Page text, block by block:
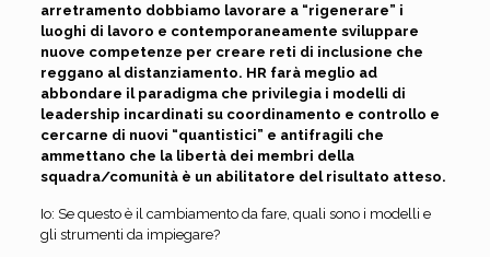
arretramento dobbiamo lavorare a “rigenerare” i
luoghi di lavoro e contemporaneamente sviluppare
nuove competenze per creare reti di inclusione che
reggano al distanziamento. HR farà meglio ad
abbondare il paradigma che privilegia i modelli di
leadership incardinati su coordinamento e controllo e
cercarne di nuovi “quantistici” e antifragili che
ammettano che la libertà dei membri della
squadra/comunità è un abilitatore del risultato atteso.
Io: Se questo è il cambiamento da fare, quali sono i modelli e
gli strumenti da impiegare?